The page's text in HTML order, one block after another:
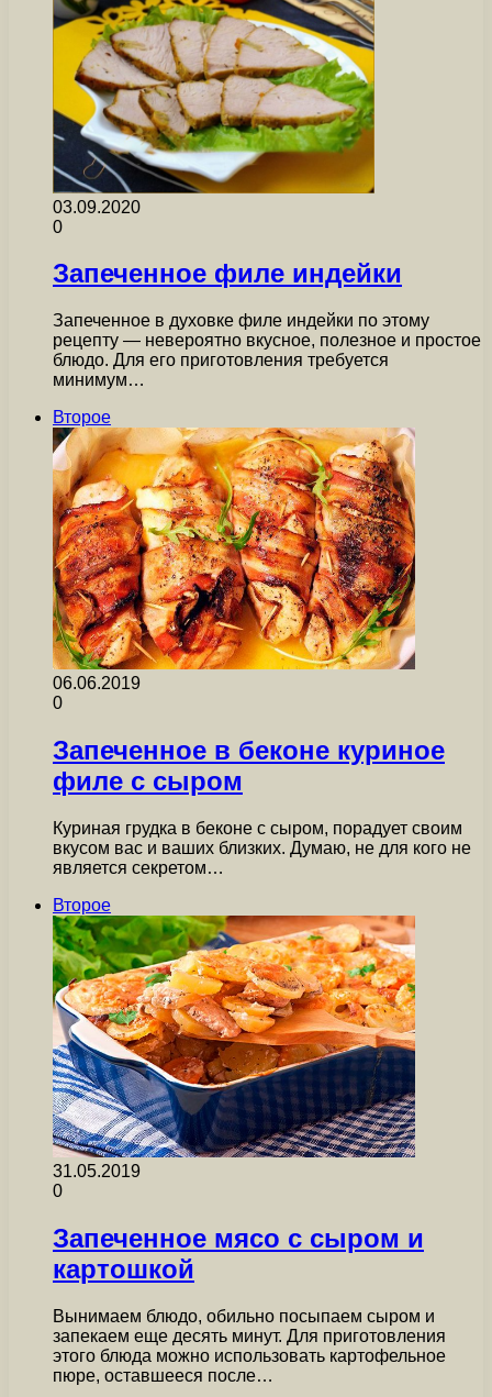
03.09.2020
0
Запеченное филе индейки
Запеченное в духовке филе индейки по этому
рецепту — невероятно вкусное, полезное и простое
блюдо. Для его приготовления требуется
минимум…
Второе
06.06.2019
0
Запеченное в беконе куриное
филе с сыром
Куриная грудка в беконе с сыром, порадует своим
вкусом вас и ваших близких. Думаю, не для кого не
является секретом…
Второе
31.05.2019
0
Запеченное мясо с сыром и
картошкой
Вынимаем блюдо, обильно посыпаем сыром и
запекаем еще десять минут. Для приготовления
этого блюда можно использовать картофельное
пюре, оставшееся после…